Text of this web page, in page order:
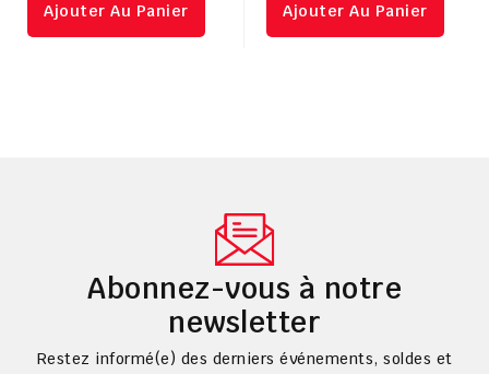
Ajouter Au Panier Ajouter Au Panier
Abonnez-vous à notre
newsletter
Restez informé(e) des derniers événements, soldes et